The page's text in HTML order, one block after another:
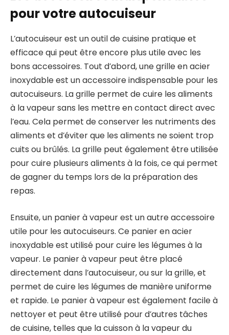
pour votre autocuiseur
L’autocuiseur est un outil de cuisine pratique et
efficace qui peut être encore plus utile avec les
bons accessoires. Tout d’abord, une grille en acier
inoxydable est un accessoire indispensable pour les
autocuiseurs. La grille permet de cuire les aliments
à la vapeur sans les mettre en contact direct avec
l’eau. Cela permet de conserver les nutriments des
aliments et d’éviter que les aliments ne soient trop
cuits ou brûlés. La grille peut également être utilisée
pour cuire plusieurs aliments à la fois, ce qui permet
de gagner du temps lors de la préparation des
repas.
Ensuite, un panier à vapeur est un autre accessoire
utile pour les autocuiseurs. Ce panier en acier
inoxydable est utilisé pour cuire les légumes à la
vapeur. Le panier à vapeur peut être placé
directement dans l’autocuiseur, ou sur la grille, et
permet de cuire les légumes de manière uniforme
et rapide. Le panier à vapeur est également facile à
nettoyer et peut être utilisé pour d’autres tâches
de cuisine, telles que la cuisson à la vapeur du